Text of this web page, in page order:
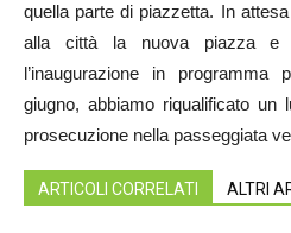
quella parte di piazzetta. In
alla città la nuova piazza e
l’inaugurazione in
giugno, abbiamo riqualificato
prosecuzione nella passeggiata
ARTICOLI CORRELATI ALTRI